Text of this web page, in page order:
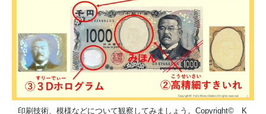
印刷技術、模様などについて観察してみましょう。Copyright© K